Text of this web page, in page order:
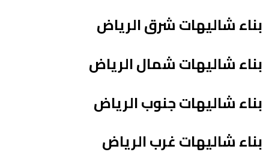
بناء شاليهات شرق الرياض
بناء شاليهات شمال الرياض
بناء شاليهات جنوب الرياض
بناء شاليهات غرب الرياض